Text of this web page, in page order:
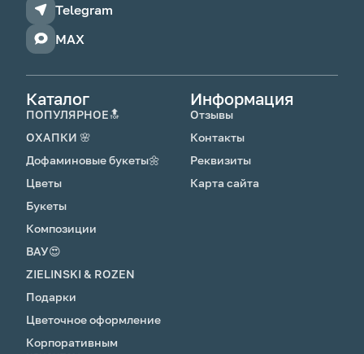
Telegram
MAX
Каталог
ПОПУЛЯРНОЕ🔝
ОХАПКИ 🌸
Дофаминовые букеты🌼
Цветы
Букеты
Композиции
ВАУ😍
ZIELINSKI & ROZEN
Подарки
Цветочное оформление
Корпоративным
Информация
Отзывы
Контакты
Реквизиты
Карта сайта